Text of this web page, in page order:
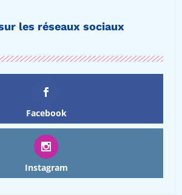
les réseaux sociaux
Facebook
Instagram